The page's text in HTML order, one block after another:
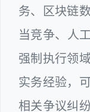
务、区块链
当竞争、人
强制执行领
实务经验，
相关争议纠